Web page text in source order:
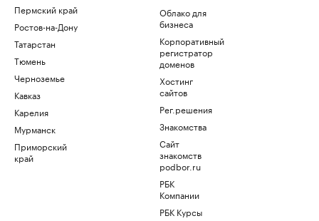
Пермский край
Ростов-на-Дону
Татарстан
Тюмень
Черноземье
Кавказ
Карелия
Мурманск
Приморский
край
Облако для
бизнеса
Корпоративный
регистратор
доменов
Хостинг
сайтов
Рег.решения
Знакомства
Сайт
знакомств
podbor.ru
РБК
Компании
РБК Курсы